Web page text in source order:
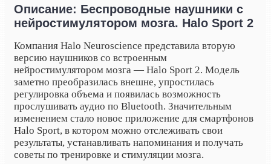
Описание: Беспроводные наушники с
нейростимулятором мозга. Halo Sport 2
Компания Halo Neuroscience представила вторую
версию наушников со встроенным
нейростимулятором мозга — Halo Sport 2. Модель
заметно преобразилась внешне, упростилась
регулировка объема и появилась возможность
прослушивать аудио по Bluetooth. Значительным
изменением стало новое приложение для смартфонов
Halo Sport, в котором можно отслеживать свои
результаты, устанавливать напоминания и получать
советы по тренировке и стимуляции мозга.